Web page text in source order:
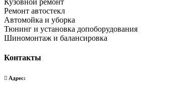
Кузовной ремонт
Ремонт автостекл
Автомойка и уборка
Тюнинг и установка допоборудования
Шиномонтаж и балансировка
Контакты
Адрес: